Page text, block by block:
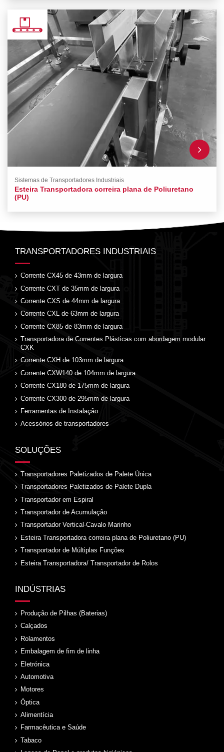
Sistemas de Transportadores Industriais
Esteira Transportadora correira plana de Poliuretano
(PU)
TRANSPORTADORES INDUSTRIAIS
Corrente CX45 de 43mm de largura
Corrente CXT de 35mm de largura
Corrente CXS de 44mm de largura
Corrente CXL de 63mm de largura
Corrente CX85 de 83mm de largura
Transportadora de Correntes Plásticas com abordagem modular
CXK
Corrente CXH de 103mm de largura
Corrente CXW140 de 104mm de largura
Corrente CX180 de 175mm de largura
Corrente CX300 de 295mm de largura
Ferramentas de Instalação
Acessórios de transportadores
SOLUÇÕES
Transportadores Paletizados de Palete Única
Transportadores Paletizados de Palete Dupla
Transportador em Espiral
Transportador de Acumulação
Transportador Vertical-Cavalo Marinho
Esteira Transportadora correira plana de Poliuretano (PU)
Transportador de Múltiplas Funções
Esteira Transportadora/ Transportador de Rolos
INDÚSTRIAS
Produção de Pilhas (Baterias)
Calçados
Rolamentos
Embalagem de fim de linha
Eletrónica
Automotiva
Motores
Óptica
Alimentícia
Farmacêutica e Saúde
Tabaco